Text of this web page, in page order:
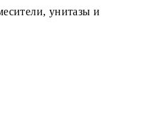
унитазы и